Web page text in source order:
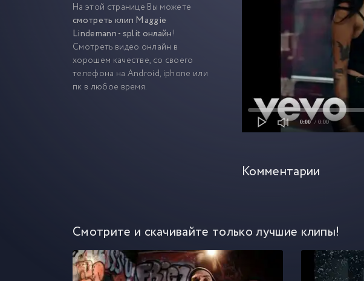
На этой странице Вы можете
смотреть клип Maggie
Lindemann - split онлайн!
Смотреть видео онлайн в
хорошем качестве, со своего
телефона на Android, iphone или
пк в любое время.
0:00 / 0:00
Комментарии
Смотрите и скачивайте только лучшие клипы!